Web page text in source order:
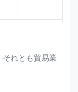
それとも貿易業